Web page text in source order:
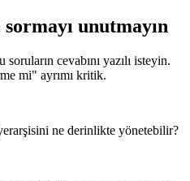
unutmayın
soruların cevabını yazılı isteyin.
mi" ayrımı kritik.
ne derinlikte yönetebilir?